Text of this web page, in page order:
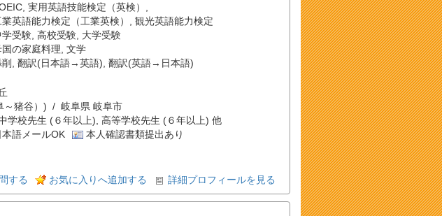
, 実用英語技能検定（英検）
業英語能力検定（工業英検）
観光英語能力検定
学受験, 高校受験, 大学受験
国の家庭料理 文学
翻訳(日本語→英語) 翻訳(英語→日本語)
～猪谷）) / 岐阜県 岐阜市
学校先生 (６年以上), 高等学校先生 (６年以上) 他
本語メールOK
本人確認書類提出あり
する お気に入りへ追加する 詳細プロフィールを見る